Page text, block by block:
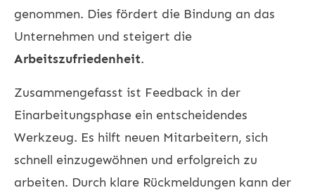
genommen. Dies fördert die Bindung an das
Unternehmen und steigert die
Arbeitszufriedenheit.
Zusammengefasst ist Feedback in der
Einarbeitungsphase ein entscheidendes
Werkzeug. Es hilft neuen Mitarbeitern, sich
schnell einzugewöhnen und erfolgreich zu
arbeiten. Durch klare Rückmeldungen kann der